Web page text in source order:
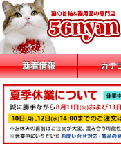
新着情報 カテ